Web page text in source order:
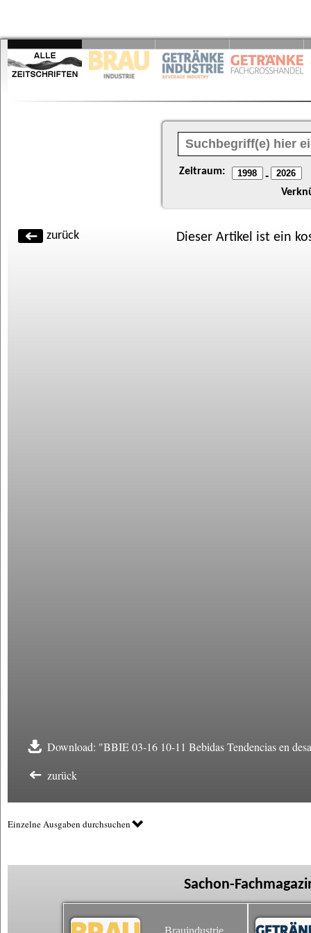
Zeitraum: -
zurück Dieser Artikel ist ein
Download: "BBIE 03-16 10-11 Bebidas Tendencias en
zurück
Einzelne Ausgaben durchsuchen
Sachon-
Brauindustrie